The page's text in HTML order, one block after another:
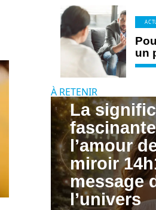
un
À RETENIR
La
l’amour
miroir
message
l’univers